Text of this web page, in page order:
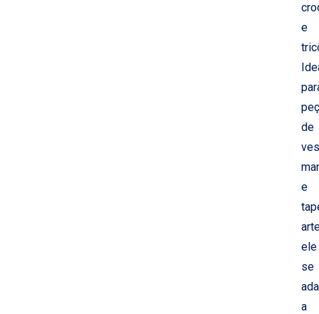
e
de
e
ele
se
a